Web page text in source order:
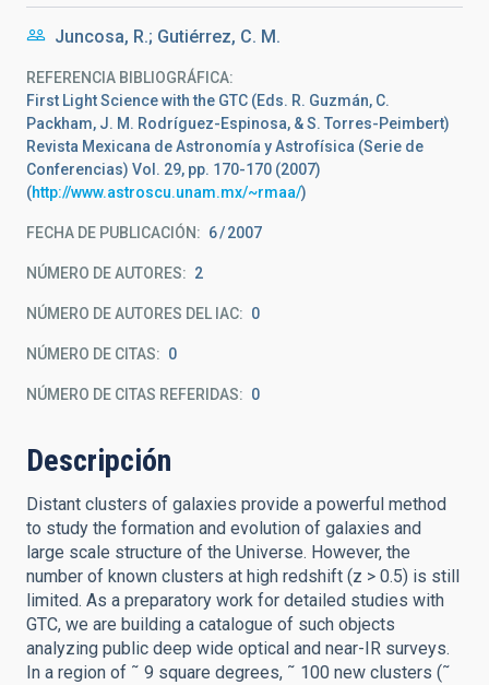
Juncosa, R.; Gutiérrez, C. M.
REFERENCIA BIBLIOGRÁFICA
First Light Science with the GTC (Eds. R. Guzmán, C.
Packham, J. M. Rodríguez-Espinosa, & S. Torres-Peimbert)
Revista Mexicana de Astronomía y Astrofísica (Serie de
Conferencias) Vol. 29, pp. 170-170 (2007)
(http://www.astroscu.unam.mx/~rmaa/)
FECHA DE PUBLICACIÓN: 6 2007
NÚMERO DE AUTORES 2
NÚMERO DE AUTORES DEL IAC 0
NÚMERO DE CITAS 0
NÚMERO DE CITAS REFERIDAS 0
Descripción
Distant clusters of galaxies provide a powerful method
to study the formation and evolution of galaxies and
large scale structure of the Universe. However, the
number of known clusters at high redshift (z > 0.5) is still
limited. As a preparatory work for detailed studies with
GTC, we are building a catalogue of such objects
analyzing public deep wide optical and near-IR surveys.
In a region of ˜ 9 square degrees, ˜ 100 new clusters (˜